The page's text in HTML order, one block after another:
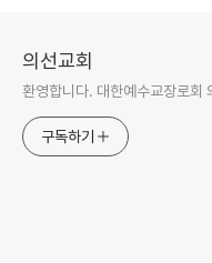
의선교회
환영합니다. 대한예수교장로회
구독하기